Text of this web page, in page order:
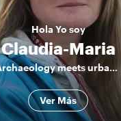
Hola Yo soy
Claudia-Maria
Archaeology meets urban history
Ver Más